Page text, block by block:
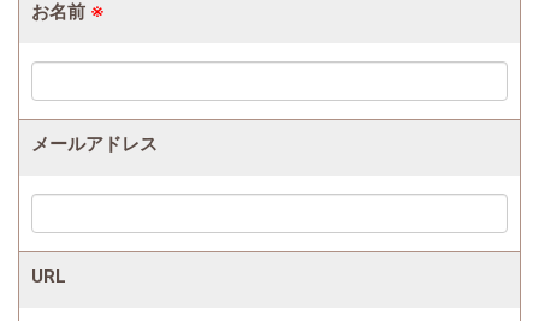
お名前 ※
メールアドレス
URL